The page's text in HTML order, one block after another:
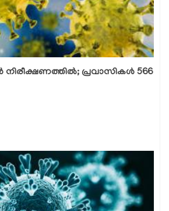
നിരീക്ഷണത്തില്‍; പ്രവാസികള്‍ 566